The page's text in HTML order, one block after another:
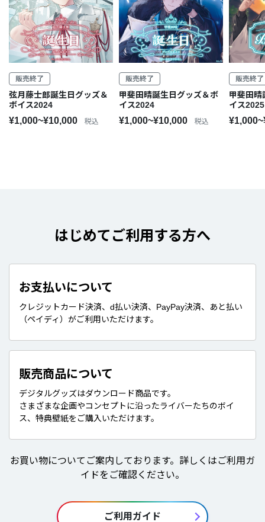
販売終了
弦月藤士郎誕生日グッズ＆
ボイス2024
¥1,000~¥10,000 税込
販売終了
甲斐田晴誕生日グッズ＆ボ
イス2024
¥1,000~¥10,000 税込
販売終了
甲斐田晴
イス2025
はじめてご利用する方へ
お支払いについて
クレジットカード決済、d払い決済、PayPay決済、あと払い
（ペイディ）がご利用いただけます。
販売商品について
デジタルグッズはダウンロード商品です。
さまざまな企画やコンセプトに沿ったライバーたちのボイ
ス、特典壁紙をご購入いただけます。
お買い物についてご案内しております。詳しくはご利用ガ
イドをご確認ください。
ご利用ガイド